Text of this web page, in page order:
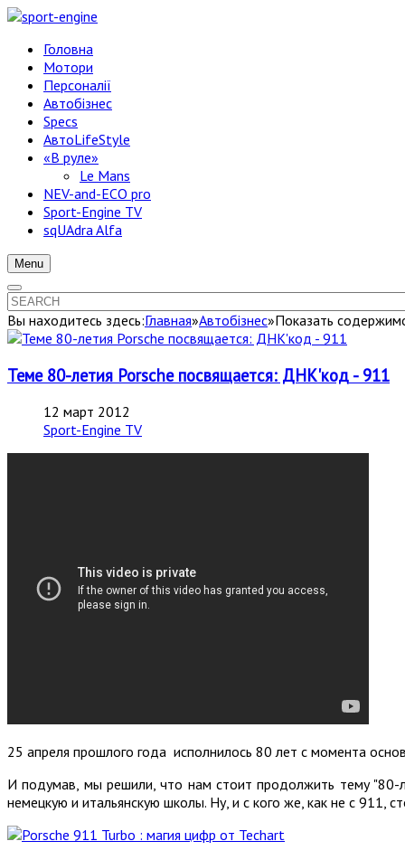
Головна
Мотори
Персоналії
Автобізнес
Specs
АвтоLifeStyle
«В руле»
Le Mans
NEV-and-ECO pro
Sport-Engine TV
sqUAdra Alfa
Menu
Вы находитесь здесь:Главная»Автобізнес»Показать
Теме 80-летия Porsche посвящается: ДНК'код - 911
12 март 2012
Sport-Engine TV
25 апреля прошлого года исполнилось 80 лет с момента
И подумав, мы решили, что нам стоит продолжить тему "80-
немецкую и итальянскую школы. Ну, и с кого же, как не с 911,